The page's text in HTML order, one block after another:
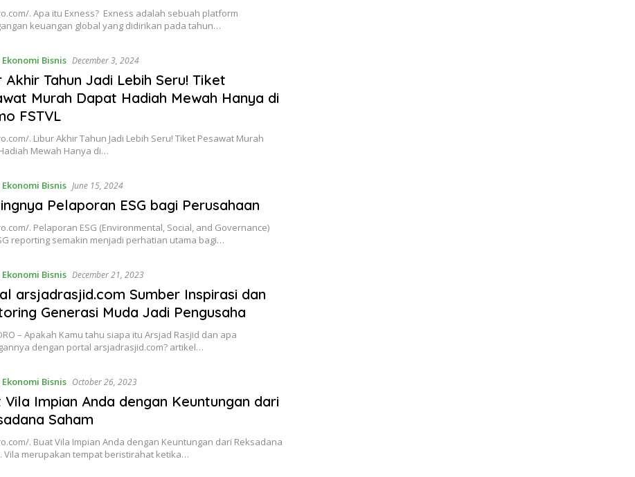
. Apa itu Exness? Exness adalah sebuah platform
keuangan global yang didirikan pada tahun…
Ekonomi Bisnis December 3, 2024
Akhir Tahun Jadi Lebih Seru! Tiket
Murah Dapat Hadiah Mewah Hanya di
FSTVL
. Libur Akhir Tahun Jadi Lebih Seru! Tiket Pesawat Murah
Mewah Hanya di…
Ekonomi Bisnis June 15, 2024
Pelaporan ESG bagi Perusahaan
. Pelaporan ESG (Environmental, Social, and Governance)
reporting semakin menjadi perhatian utama bagi…
Ekonomi Bisnis December 21, 2023
arsjadrasjid.com Sumber Inspirasi dan
Generasi Muda Jadi Pengusaha
– Apakah Kamu tahu siapa itu Arsjad Rasjid dan apa
dengan portal arsjadrasjid.com? artikel…
Ekonomi Bisnis October 26, 2023
Vila Impian Anda dengan Keuntungan dari
Saham
. Buat Vila Impian Anda dengan Keuntungan dari Reksadana
Vila merupakan tempat beristirahat ketika…